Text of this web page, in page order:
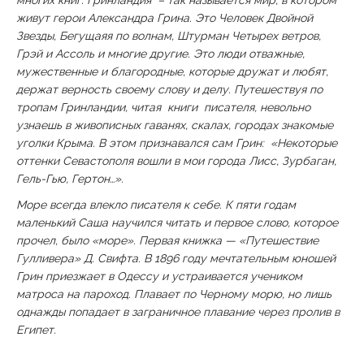
живут герои Александра Грина. Это Человек Двойной
Звезды, Бегущаяя по волнам, Штурман Четырех ветров,
Грэй и Ассоль и многие другие. Это люди отважные,
мужественные и благородные, которые дружат и любят,
держат верность своему слову и делу. Путешествуя по
тропам Гринландии, читая книги писателя, невольно
узнаешь в живописных гаванях, скалах, городах знакомые
уголки Крыма. В этом признавался сам Грин: «Некоторые
оттенки Севастополя вошли в мои города Лисс, Зурбаган,
Гель-Гью, Гертон…».
Море всегда влекло писателя к себе. К пяти годам
маленький Саша научился читать и первое слово, которое
прочел, было «море». Первая книжка — «Путешествие
Гулливера» Д. Свифта. В 1896 году мечтательным юношей
Грин приезжает в Одессу и устраивается учеником
матроса на пароход. Плавает по Черному морю, но лишь
однажды попадает в заграничное плавание через пролив в
Египет.